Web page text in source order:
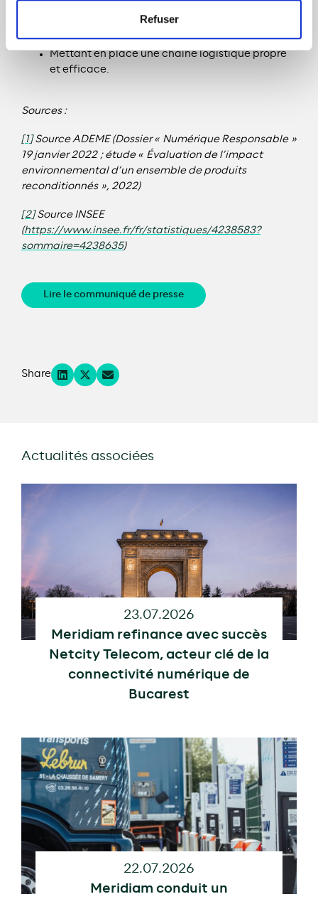
Refuser
Intégrant dans ses équipes des talents issus de
filières d’insertion ;
Mettant en place une chaîne logistique propre
et efficace.
Sources :
[1]Source ADEME (Dossier « Numérique Responsable »
19 janvier 2022 ; étude « Évaluation de l’impact
environnemental d’un ensemble de produits
reconditionnés », 2022)
[2]Source INSEE
(https://www.insee.fr/fr/statistiques/4238583?
sommaire=4238635)
Lire le communiqué de presse
Share
Actualités associées
23.07.2026
Meridiam refinance avec succès
Netcity Telecom, acteur clé de la
connectivité numérique de
Bucarest
22.07.2026
Meridiam conduit un